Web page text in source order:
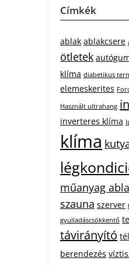
Címkék
ablak ablakcsere
ötletek
klíma diabetikus
elemeskerites
Használt ultrahang
inverteres klíma
klíma
műanyag
szauna szerver
gyulladáscsökkentő
távirányító
berendezés